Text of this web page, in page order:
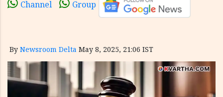
Channel Group
By Newsroom Delta May 8, 2025, 21:06 IST